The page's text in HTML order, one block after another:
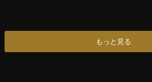
もっと見る